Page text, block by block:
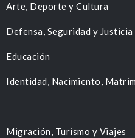
Arte, Deporte y Cultura
Defensa, Seguridad y Justicia
Educación
Identidad, Nacimiento,
Migración, Turismo y Viajes